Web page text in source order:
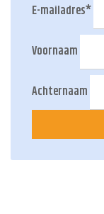
E-mailadres*
Voornaam
Achternaam